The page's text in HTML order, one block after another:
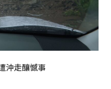
沖走釀憾事